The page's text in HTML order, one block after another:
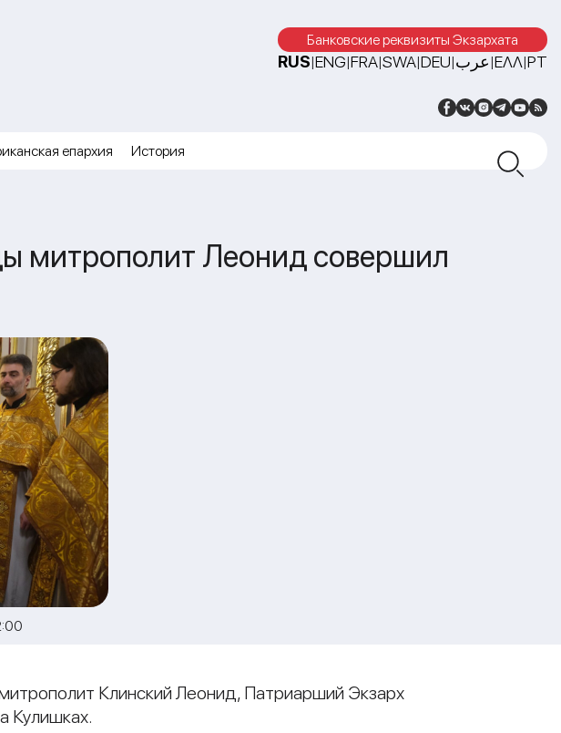
Банковские реквизиты Экзархата
RUS|ENG|FRA|SWA|DEU|عرب|ΕΛΛ|PT
епархия История
митрополит Леонид совершил
Клинский Леонид, Патриарший Экзарх
Кулишках.